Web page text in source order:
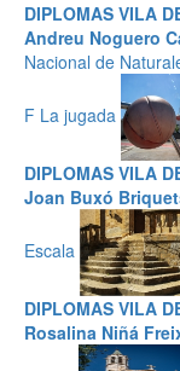
DIPLOMAS VILA
Andreu Noguero
Nacional de
F La jugada
DIPLOMAS VILA
Joan Buxó
Escala
DIPLOMAS VILA
Rosalina Niñá